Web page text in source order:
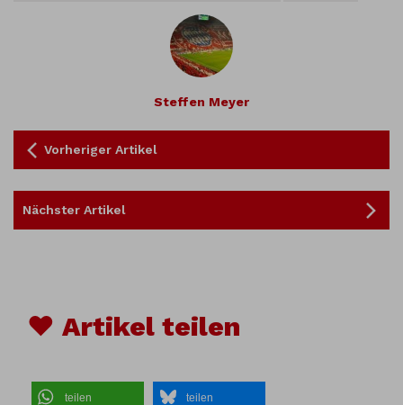
Steffen Meyer
Vorheriger Artikel
Nächster Artikel
♥ Artikel teilen
teilen teilen